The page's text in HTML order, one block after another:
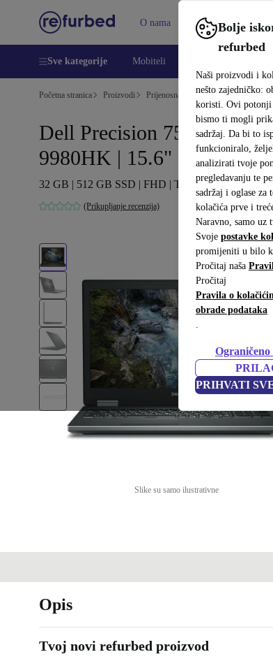
Bolje
refurbed
Naši proizvodi i
nešto zajedničko:
koristi. Ovi potonji
bismo ti mogli
sadržaj. Da bi to
funkcioniralo,
analizirati tvoje
pregledavanju te
sadržaj i oglase za
kolačića prve i
Naravno, samo uz
Svoje postavke
promijeniti u bilo
Pročitaj naša
Pročitaj
Pravila o
obrade podataka
.
PRIHVATI
O nama Pomoć
Sve kategorije Mobiteli
Početna stranica Proizvodi Prijenosna računala Dell prijenosna
Dell Precision 7540 | i9-
9980HK | 15.6"
32 GB | 512 GB SSD | FHD | T2000 | Win 11 Pro |
(Prikupljanje recenzija)
Slike su samo ilustrativne
Opis
Tvoj novi refurbed proizvod